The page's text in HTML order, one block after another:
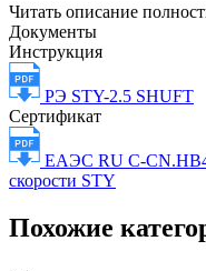
Читать описание
Документы
Инструкция
РЭ STY-2.5 SHUFT
Сертификат
ЕАЭС RU C-
скорости STY
Похожие